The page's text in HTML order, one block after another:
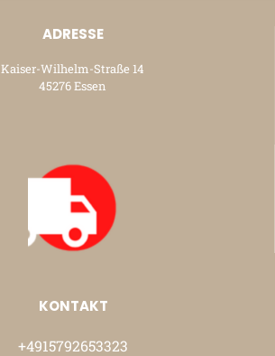
ADRESSE
Kaiser-Wilhelm-Straße 14
45276 Essen
KONTAKT
+4915792653323